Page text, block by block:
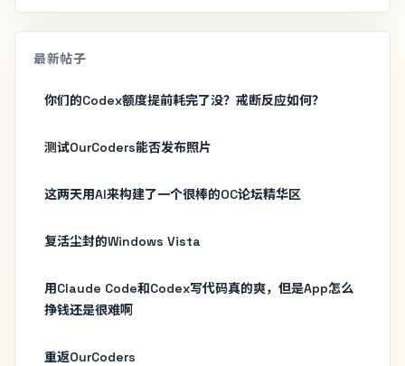
最新帖子
你们的Codex额度提前耗完了没？戒断反应如何？
测试OurCoders能否发布照片
这两天用AI来构建了一个很棒的OC论坛精华区
复活尘封的Windows Vista
用Claude Code和Codex写代码真的爽，但是App怎么
挣钱还是很难啊
重返OurCoders